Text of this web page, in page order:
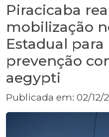
Piracicaba
mobilização
Estadual
prevenção
aegypti
Publicada em: 02/12/